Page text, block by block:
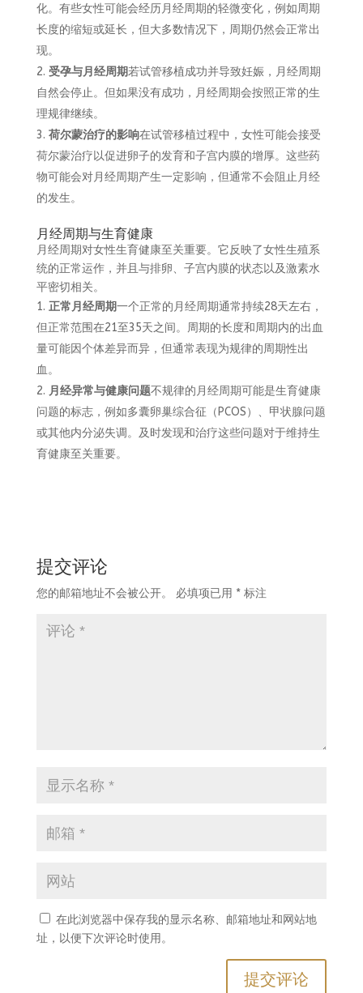
化。有些女性可能会经历月经周期的轻微变化，例如周期
长度的缩短或延长，但大多数情况下，周期仍然会正常出
现。
受孕与月经周期若试管移植成功并导致妊娠，月经周期
自然会停止。但如果没有成功，月经周期会按照正常的生
理规律继续。
荷尔蒙治疗的影响在试管移植过程中，女性可能会接受
荷尔蒙治疗以促进卵子的发育和子宫内膜的增厚。这些药
物可能会对月经周期产生一定影响，但通常不会阻止月经
的发生。
月经周期与生育健康
月经周期对女性生育健康至关重要。它反映了女性生殖系
统的正常运作，并且与排卵、子宫内膜的状态以及激素水
平密切相关。
正常月经周期一个正常的月经周期通常持续28天左右，
但正常范围在21至35天之间。周期的长度和周期内的出血
量可能因个体差异而异，但通常表现为规律的周期性出
血。
月经异常与健康问题不规律的月经周期可能是生育健康
问题的标志，例如多囊卵巢综合征（PCOS）、甲状腺问题
或其他内分泌失调。及时发现和治疗这些问题对于维持生
育健康至关重要。
提交评论
您的邮箱地址不会被公开。 必填项已用 *标注
在此浏览器中保存我的显示名称、邮箱地址和网站地
址，以便下次评论时使用。